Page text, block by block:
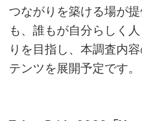
つながりを築ける場が
も、誰もが自分らしく
りを目指し、本調査内
テンツを展開予定です。